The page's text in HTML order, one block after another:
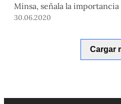
Minsa, señala la
atienda a los sectores
pandemia. Acerca de cómo
formas tradicionales de vivir
30.06.2020
Cargar